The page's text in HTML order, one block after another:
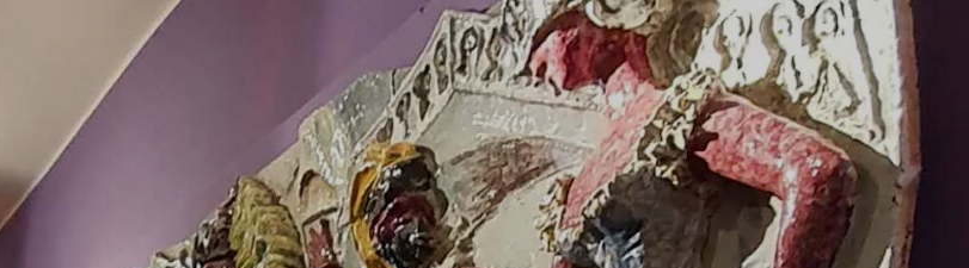
ALLA GRAPPA - PIZZA